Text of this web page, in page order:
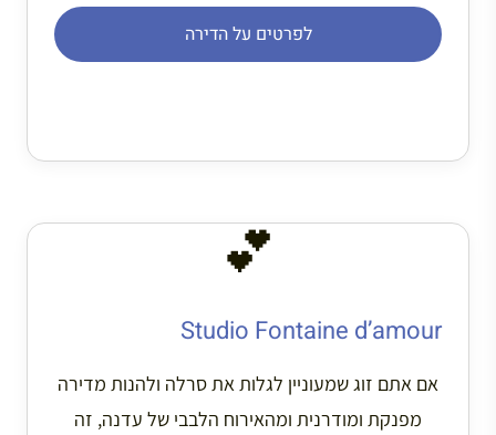
לפרטים על הדירה
💕
Studio Fontaine d’amour
אם אתם זוג שמעוניין לגלות את סרלה ולהנות מדירה
מפנקת ומודרנית ומהאירוח הלבבי של עדנה, זה